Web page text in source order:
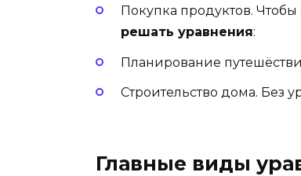
Покупка продуктов.
решать уравнения:
Планирование
Строительство дома. Без
Главные виды